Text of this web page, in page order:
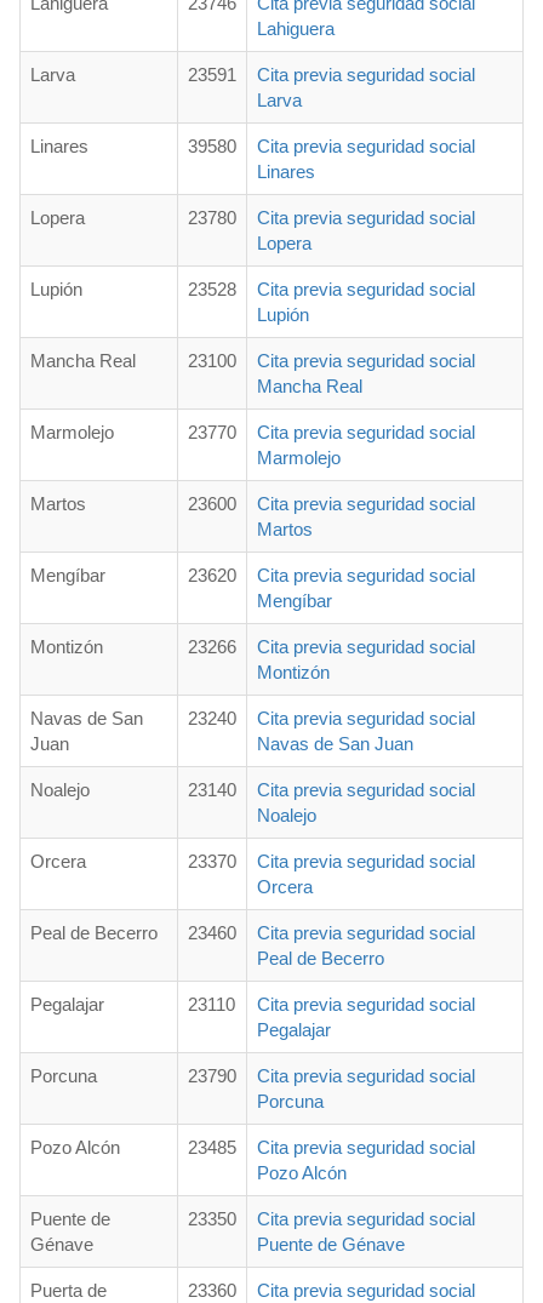
Lahiguera
Larva 23591
Cita previa seguridad social
Larva
Linares 39580
Cita previa seguridad social
Linares
Lopera 23780
Cita previa seguridad social
Lopera
Lupión 23528
Cita previa seguridad social
Lupión
Mancha Real 23100
Cita previa seguridad social
Mancha Real
Marmolejo 23770
Cita previa seguridad social
Marmolejo
Martos 23600
Cita previa seguridad social
Martos
Mengíbar 23620
Cita previa seguridad social
Mengíbar
Montizón 23266
Cita previa seguridad social
Montizón
Navas de San
Juan
23240
Cita previa seguridad social
Navas de San Juan
Noalejo 23140
Cita previa seguridad social
Noalejo
Orcera 23370
Cita previa seguridad social
Orcera
Peal de Becerro 23460
Cita previa seguridad social
Peal de Becerro
Pegalajar 23110
Cita previa seguridad social
Pegalajar
Porcuna 23790
Cita previa seguridad social
Porcuna
Pozo Alcón 23485
Cita previa seguridad social
Pozo Alcón
Puente de
Génave
23350
Cita previa seguridad social
Puente de Génave
Puerta de
23360
Cita previa seguridad social